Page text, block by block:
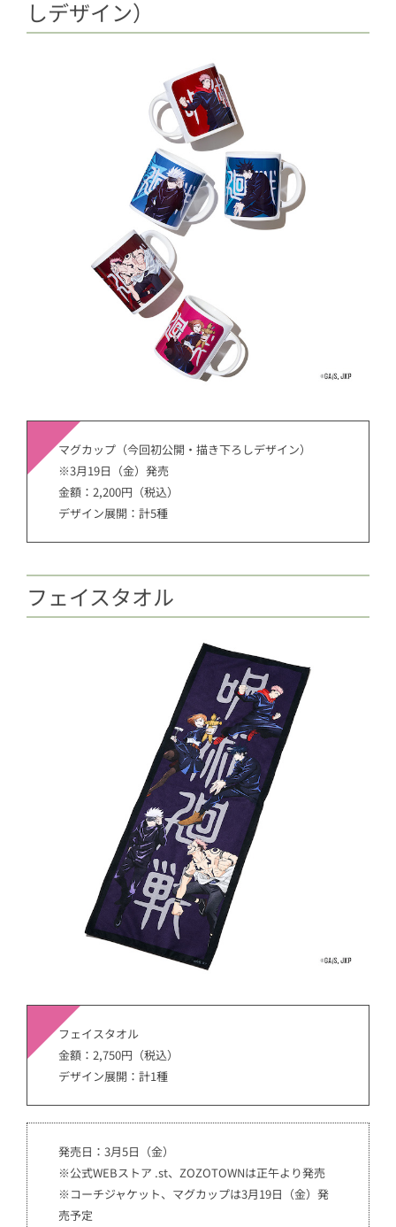
しデザイン）
マグカップ（今回初公開・描き下ろしデザイン）
※3月19日（金）発売
金額：2,200円（税込）
デザイン展開：計5種
フェイスタオル
フェイスタオル
金額：2,750円（税込）
デザイン展開：計1種
発売日：3月5日（金）
※公式WEBストア .st、ZOZOTOWNは正午より発売
※コーチジャケット、マグカップは3月19日（金）発
売予定